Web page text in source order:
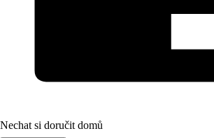
Nechat si doručit domů